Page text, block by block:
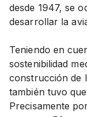
desde 1947, se
desarrollar la
Teniendo en
sostenibilidad
construcción de
también tuvo
Precisamente